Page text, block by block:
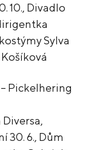
10., Divadlo
Sylva
Pickelhering
30. 6., Dům